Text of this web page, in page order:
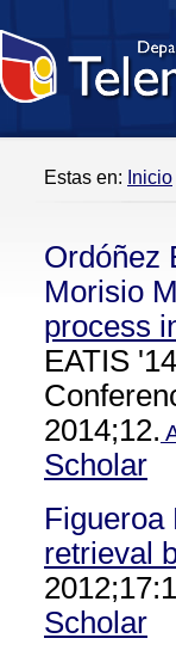
Estas en: Inicio
Ordóñez
Morisio M
process
EATIS
2014;12.
Scholar
Figueroa
retrieval
Scholar